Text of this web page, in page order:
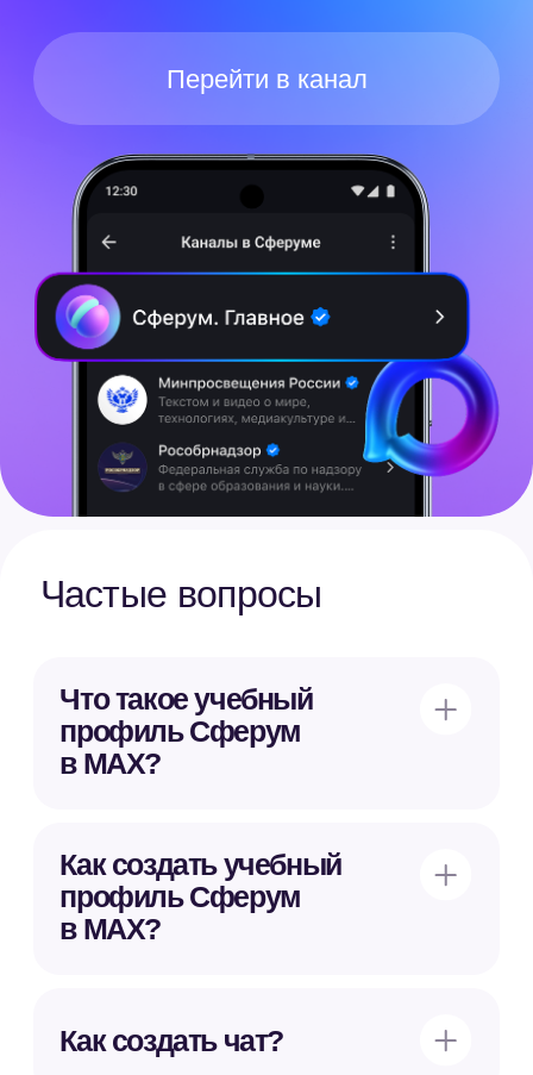
© 2025 Сферум. Все права защищены
Администратору
Курс для педагогов
СМИ о нас
Педагогу
Главная
О сервисе
iPhone
Техническая документация
MacOS
Веб-версия
Пользовательское соглашение
Конфиденциальность
Помощник Сферума
Справочный центр
Полезная информация